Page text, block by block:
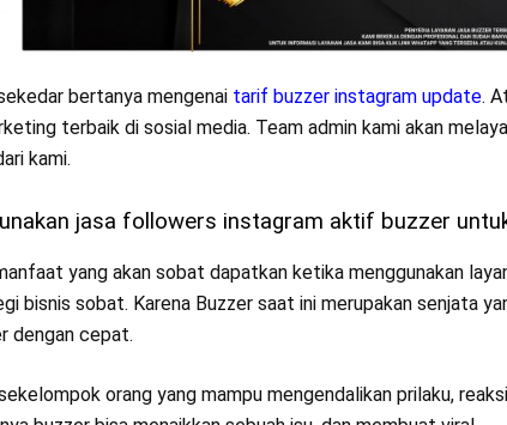
bertanya mengenai tarif buzzer instagram update.
terbaik di sosial media. Team admin kami akan
kami.
jasa followers instagram aktif buzzer
yang akan sobat dapatkan ketika menggunakan
bisnis sobat. Karena Buzzer saat ini merupakan senjata
dengan cepat.
orang yang mampu mengendalikan prilaku,